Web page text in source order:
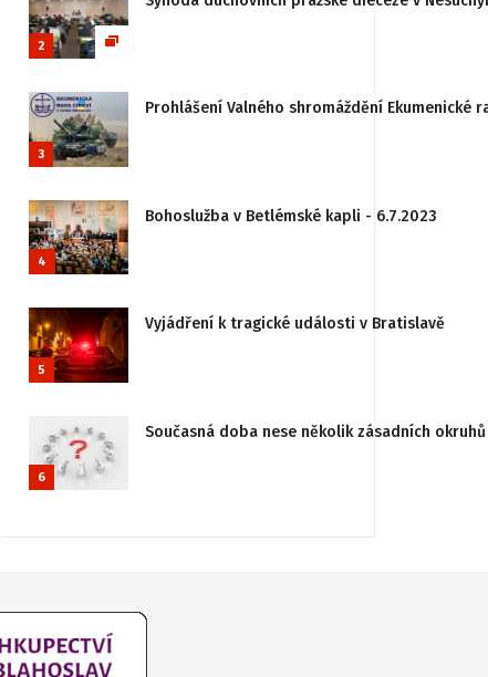
2
3
Prohlášení Valného shromáždění
4
Bohoslužba v Betlémské kapli - 6.7.2023
5
Vyjádření k tragické události v Bratislavě
6
Současná doba nese několik zásadních